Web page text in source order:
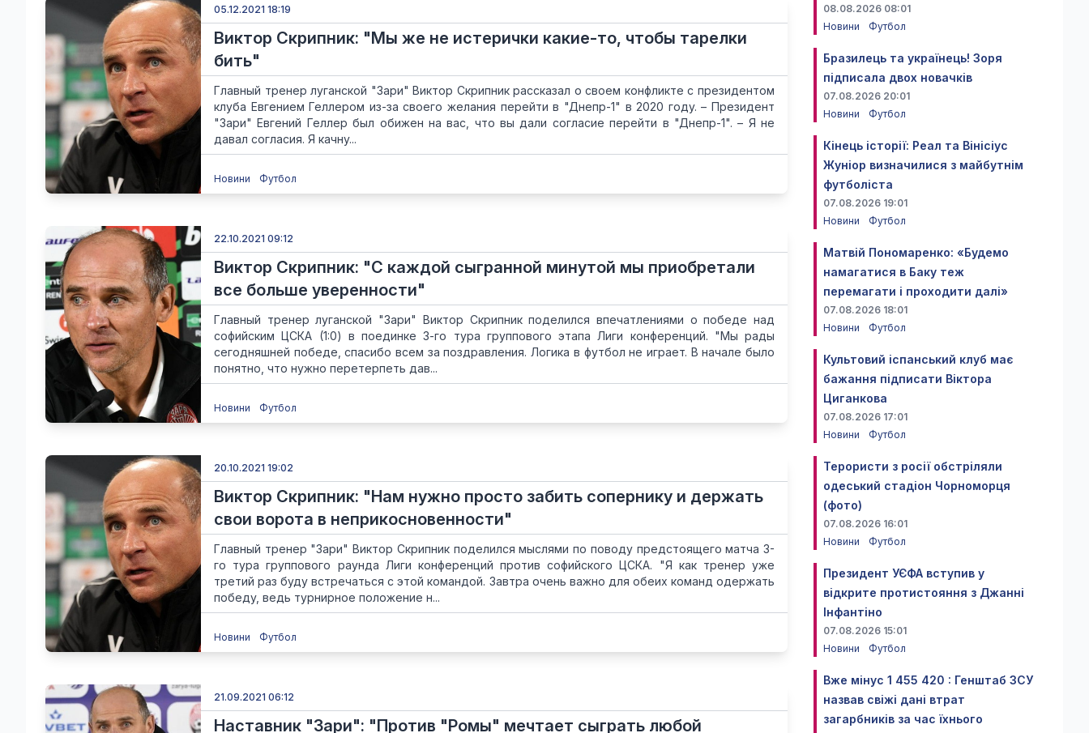
05.12.2021 18:19
Виктор Скрипник: "Мы же не истерички какие-то, чтобы тарелки
бить"
Главный тренер луганской "Зари" Виктор Скрипник рассказал о своем конфликте с президентом
клуба Евгением Геллером из-за своего желания перейти в "Днепр-1" в 2020 году. – Президент
"Зари" Евгений Геллер был обижен на вас, что вы дали согласие перейти в "Днепр-1". – Я не
давал согласия. Я качну...
Новини Футбол
22.10.2021 09:12
Виктор Скрипник: "С каждой сыгранной минутой мы приобретали
все больше уверенности"
Главный тренер луганской "Зари" Виктор Скрипник поделился впечатлениями о победе над
софийским ЦСКА (1:0) в поединке 3-го тура группового этапа Лиги конференций. "Мы рады
сегодняшней победе, спасибо всем за поздравления. Логика в футбол не играет. В начале было
понятно, что нужно перетерпеть дав...
Новини Футбол
20.10.2021 19:02
Виктор Скрипник: "Нам нужно просто забить сопернику и держать
свои ворота в неприкосновенности"
Главный тренер "Зари" Виктор Скрипник поделился мыслями по поводу предстоящего матча 3-
го тура группового раунда Лиги конференций против софийского ЦСКА. "Я как тренер уже
третий раз буду встречаться с этой командой. Завтра очень важно для обеих команд одержать
победу, ведь турнирное положение н...
Новини Футбол
21.09.2021 06:12
Наставник "Зари": "Против "Ромы" мечтает сыграть любой
08.08.2026 08:01
Новини
Футбол
Бразилець та українець! Зоря
підписала двох новачків
07.08.2026 20:01
Новини
Футбол
Кінець історії: Реал та Вінісіус
Жуніор визначилися з майбутнім
футболіста
07.08.2026 19:01
Новини
Футбол
Матвій Пономаренко: «Будемо
намагатися в Баку теж
перемагати і проходити далі»
07.08.2026 18:01
Новини
Футбол
Культовий іспанський клуб має
бажання підписати Віктора
Циганкова
07.08.2026 17:01
Новини
Футбол
Терористи з росії обстріляли
одеський стадіон Чорноморця
(фото)
07.08.2026 16:01
Новини
Футбол
Президент УЄФА вступив у
відкрите протистояння з Джанні
Інфантіно
07.08.2026 15:01
Новини
Футбол
Вже мінус 1 455 420 : Генштаб ЗСУ
назвав свіжі дані втрат
загарбників за час їхнього